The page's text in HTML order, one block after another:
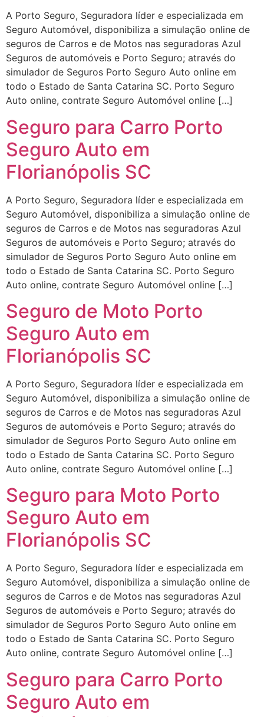
A Porto Seguro, Seguradora líder e especializada em
Seguro Automóvel, disponibiliza a simulação online de
seguros de Carros e de Motos nas seguradoras Azul
Seguros de automóveis e Porto Seguro; através do
simulador de Seguros Porto Seguro Auto online em
todo o Estado de Santa Catarina SC. Porto Seguro
Auto online, contrate Seguro Automóvel online […]
Seguro para Carro Porto
Seguro Auto em
Florianópolis SC
A Porto Seguro, Seguradora líder e especializada em
Seguro Automóvel, disponibiliza a simulação online de
seguros de Carros e de Motos nas seguradoras Azul
Seguros de automóveis e Porto Seguro; através do
simulador de Seguros Porto Seguro Auto online em
todo o Estado de Santa Catarina SC. Porto Seguro
Auto online, contrate Seguro Automóvel online […]
Seguro de Moto Porto
Seguro Auto em
Florianópolis SC
A Porto Seguro, Seguradora líder e especializada em
Seguro Automóvel, disponibiliza a simulação online de
seguros de Carros e de Motos nas seguradoras Azul
Seguros de automóveis e Porto Seguro; através do
simulador de Seguros Porto Seguro Auto online em
todo o Estado de Santa Catarina SC. Porto Seguro
Auto online, contrate Seguro Automóvel online […]
Seguro para Moto Porto
Seguro Auto em
Florianópolis SC
A Porto Seguro, Seguradora líder e especializada em
Seguro Automóvel, disponibiliza a simulação online de
seguros de Carros e de Motos nas seguradoras Azul
Seguros de automóveis e Porto Seguro; através do
simulador de Seguros Porto Seguro Auto online em
todo o Estado de Santa Catarina SC. Porto Seguro
Auto online, contrate Seguro Automóvel online […]
Seguro para Carro Porto
Seguro Auto em